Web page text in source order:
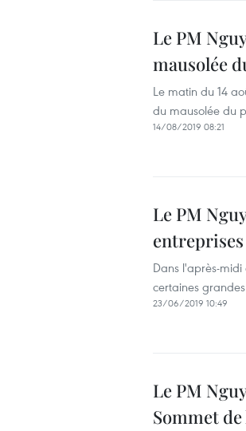
Le PM
mausolée
Le matin du 14
du mausolée du
14/08/2019 08:21
Le PM
Dans l'après-
certaines
23/06/2019 10:49
Le PM
Sommet de